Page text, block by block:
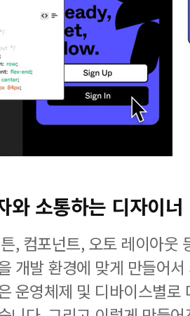
와 소통하는 디자이너
, 컴포넌트, 오토 레이아웃
개발 환경에 맞게 만들어
운영체제 및 디바이스별로